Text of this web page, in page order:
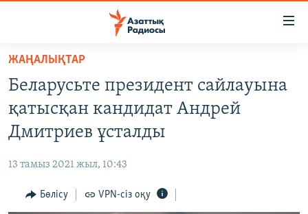
Skip
main
content
Skip
to
main
to
САЯСАТ
AZATTYQTV
АДАМ ҚҰҚЫҚТАРЫ
ӘЛЕУМЕТ
ЖАҢАЛЫҚТАР
Беларусьте президент сайлауына
қатысқан кандидат Андрей
Дмитриев ұсталды
13 тамыз 2021 жыл, 10:43
Бөлісу VPN-сіз оқу